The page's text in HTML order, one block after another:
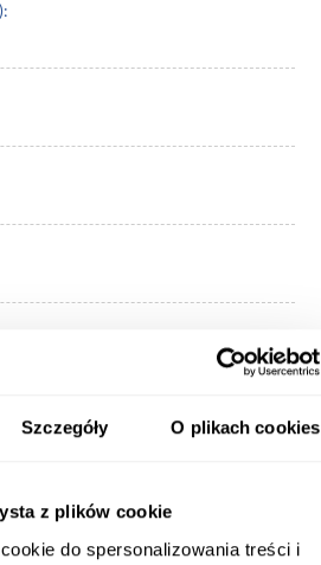
Szczegóły O plikach cookies
z plików cookie
do spersonalizowania treści i